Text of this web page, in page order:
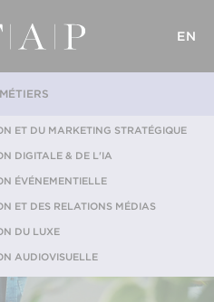
EN
ET DU MARKETING STRATÉGIQUE
DIGITALE & DE L'IA
ÉVÉNEMENTIELLE
ET DES RELATIONS MÉDIAS
DU LUXE
AUDIOVISUELLE